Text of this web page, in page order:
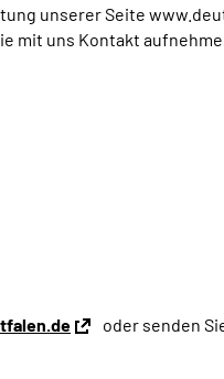
unserer Seite
mit uns Kontakt
oder senden